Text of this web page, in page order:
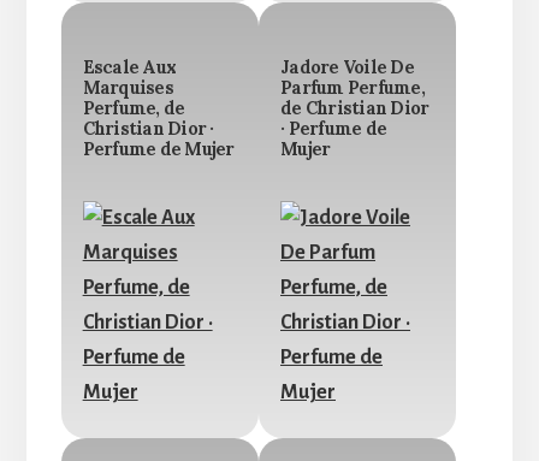
Escale Aux
Marquises
Perfume, de
Christian Dior ·
Perfume de Mujer
Jadore Voile De
Parfum Perfume,
de Christian Dior
· Perfume de
Mujer